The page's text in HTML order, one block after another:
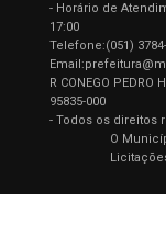
- Horário de
17:00
Telefone:(051)
R CONEGO PEDRO
95835-000
- Todos os direitos
O